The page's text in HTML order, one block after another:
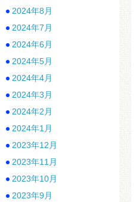
2024年8月
2024年7月
2024年6月
2024年5月
2024年4月
2024年3月
2024年2月
2024年1月
2023年12月
2023年11月
2023年10月
2023年9月